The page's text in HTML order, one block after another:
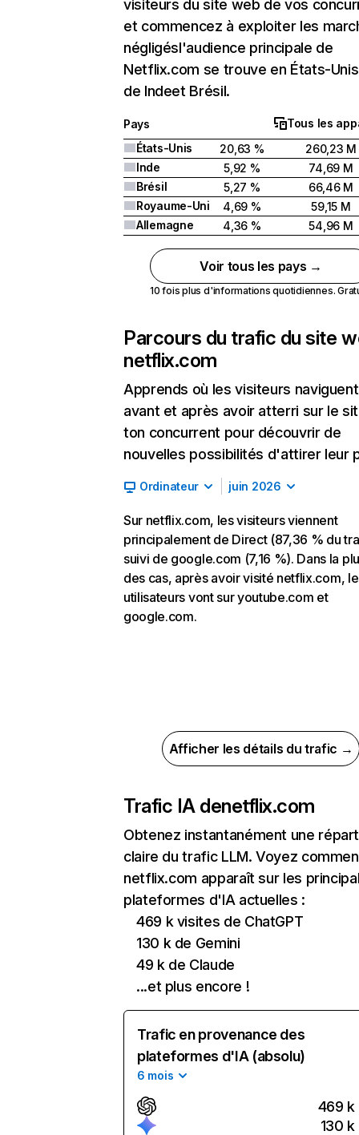
visiteurs du site web de vos
et commencez à exploiter les
négligésl'audience principale de
Netflix.com se trouve en États-
de Indeet Brésil.
Pays
Tous les
États-Unis
20,63 %
260,23 M
Inde
5,92 %
74,69 M
Brésil
5,27 %
66,46 M
Royaume-Uni
4,69 %
59,15 M
Allemagne
4,36 % 54,96 M
Voir tous les pays →
10 fois plus d'informations quotidiennes.
Parcours du trafic du site
netflix.com
Apprends où les visiteurs naviguent
avant et après avoir atterri sur le
ton concurrent pour découvrir de
nouvelles possibilités d'attirer leur
Ordinateur juin 2026
Sur netflix.com, les visiteurs viennent
principalement de Direct (87,36 % du
suivi de google.com (7,16 %). Dans la
des cas, après avoir visité netflix.com,
utilisateurs vont sur youtube.com et
google.com.
Afficher les détails du trafic →
Trafic IA denetflix.com
Obtenez instantanément une
claire du trafic LLM. Voyez
netflix.com apparaît sur les
plateformes d'IA actuelles :
469 k visites de ChatGPT
130 k de Gemini
49 k de Claude
...et plus encore !
Trafic en provenance des
plateformes d'IA (absolu)
6 mois
469 k
130 k